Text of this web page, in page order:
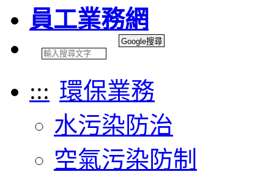
員工業務網
::: 環保業務
水污染防治
空氣污染防制